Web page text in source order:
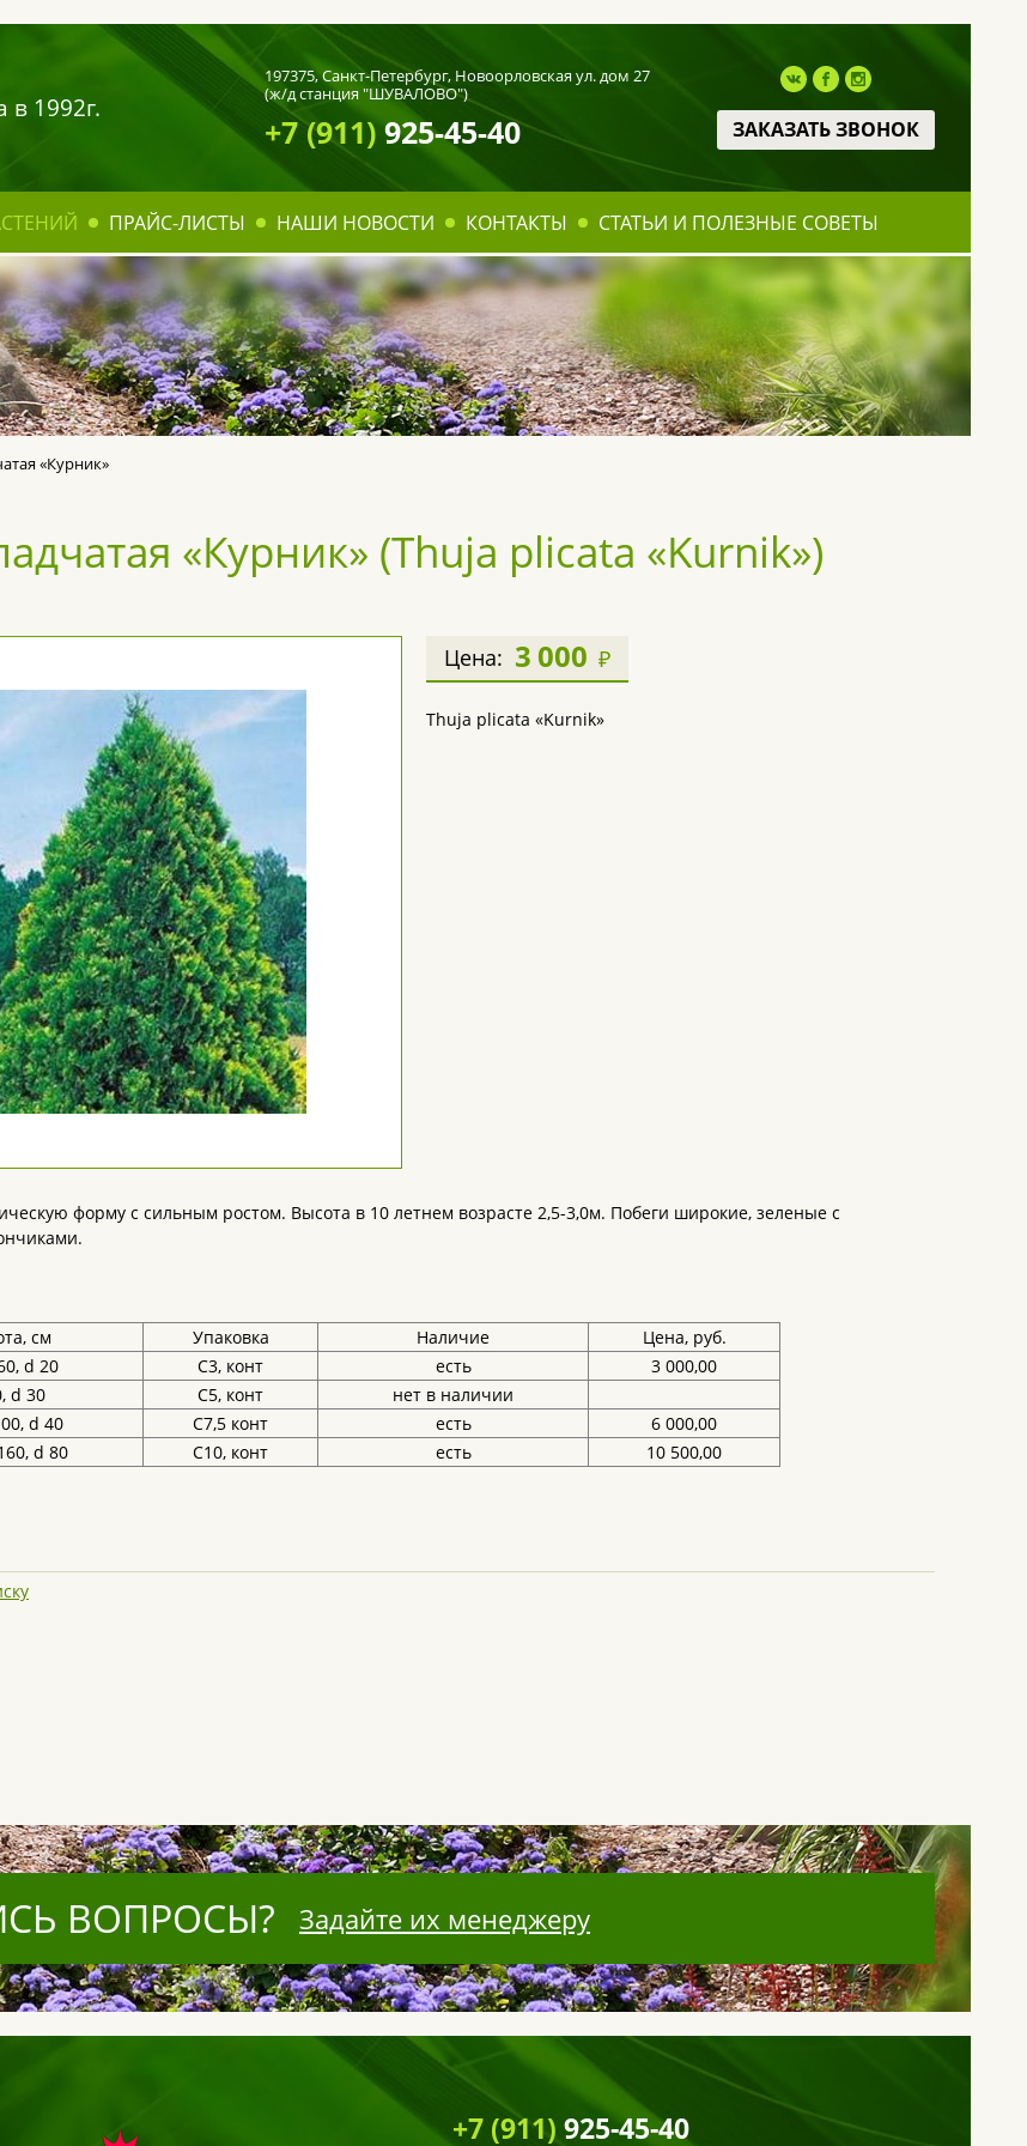
в 1992г.
197375,Санкт-Петербург, Новоорловская ул. дом 27
(ж/д станция "ШУВАЛОВО")
+7 (911)925-45-40 ЗАКАЗАТЬ ЗВОНОК
ПРАЙС-ЛИСТЫ НАШИ НОВОСТИ КОНТАКТЫ СТАТЬИ И ПОЛЕЗНЫЕ СОВЕТЫ
«Курник»
«Курник» (Thuja plicata «Kurnik»)
Цена: 3 000 ₽
Thuja plicata «Kurnik»
форму с сильным ростом. Высота в 10 летнем возрасте 2,5-3,0м. Побеги широкие, зеленые с
см Упаковка Наличие
Цена, руб.
d 20
С3, конт есть
3 000,00
d 30
С5, конт
нет в наличии
d 40
С7,5 конт есть
6 000,00
d 80
С10, конт есть 10 500,00
ВОПРОСЫ? Задайте их менеджеру
+7 (911) 925-45-40